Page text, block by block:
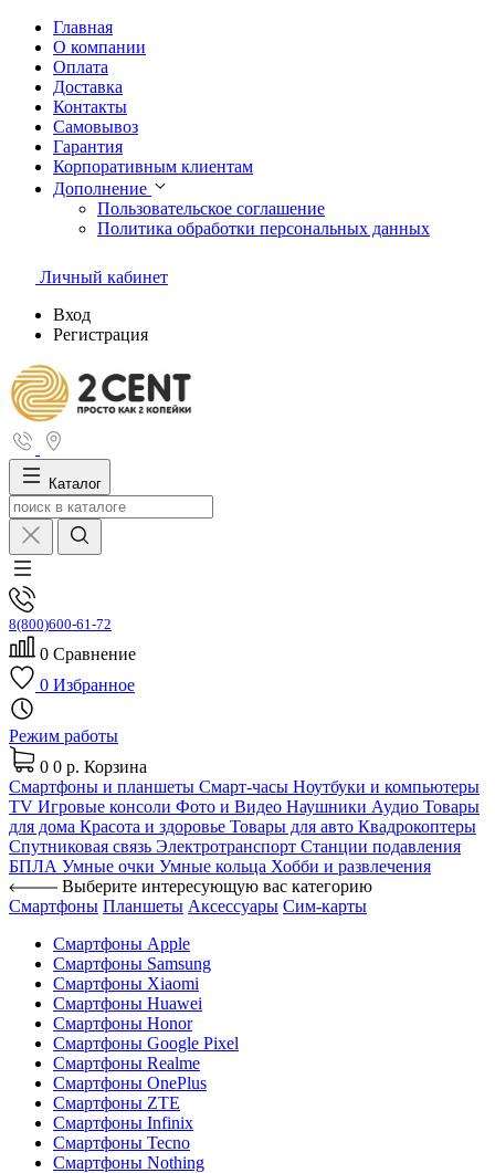
Главная
О компании
Оплата
Доставка
Контакты
Самовывоз
Гарантия
Корпоративным клиентам
Дополнение
Пользовательское соглашение
Политика обработки персональных данных
Личный кабинет
Вход
Регистрация
Каталог
8(800)600-61-72
0 Сравнение
0 Избранное
Режим работы
0 0 р. Корзина
Смартфоны и планшеты Смарт-часы Ноутбуки и компьютеры
TV Игровые консоли Фото и Видео Наушники Аудио Товары
для дома Красота и здоровье Товары для авто Квадрокоптеры
Спутниковая связь Электротранспорт Станции подавления
БПЛА Умные очки Умные кольца Хобби и развлечения
Выберите интересующую вас категорию
Смартфоны Планшеты Аксессуары Сим-карты
Смартфоны Apple
Смартфоны Samsung
Смартфоны Xiaomi
Смартфоны Huawei
Смартфоны Honor
Смартфоны Google Pixel
Смартфоны Realme
Смартфоны OnePlus
Смартфоны ZTE
Смартфоны Infinix
Смартфоны Tecno
Смартфоны Nothing